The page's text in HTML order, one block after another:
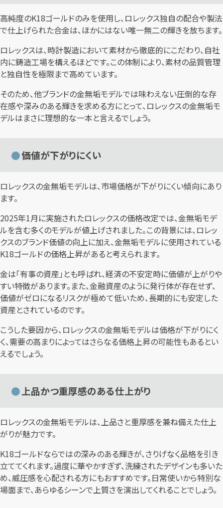
高純度のK18ゴールドのみを使用し、ロレックス独自の配合や製法
で仕上げられた合金は、ほかにはない唯一無二の輝きを放ちます。
ロレックスは、時計製造において素材から徹底的にこだわり、自社
内に鋳造工場を構えるほどです。この体制により、素材の品質管理
と独自性を極限まで高めています。
そのため、他ブランドの金無垢モデルでは味わえない圧倒的な存
在感や深みのある輝きを求める方にとって、ロレックスの金無垢モ
デルはまさに理想的な一本と言えるでしょう。
価値が下がりにくい
ロレックスの金無垢モデルは、市場価格が下がりにくい傾向にあり
ます。
2025年1月に実施されたロレックスの価格改定では、金無垢モデ
ルを含む多くのモデルが値上げされました。この背景には、ロレッ
クスのブランド価値の向上に加え、金無垢モデルに使用されている
K18ゴールドの価格上昇があると考えられます。
金は「有事の資産」とも呼ばれ、経済の不安定時に価値が上がりや
すい特徴があります。また、金融資産のように発行体が存在せず、
価値がゼロになるリスクが極めて低いため、長期的にも安定した
資産とされているのです。
こうした要因から、ロレックスの金無垢モデルは価格が下がりにく
く、需要の高まりによってはさらなる価格上昇の可能性もあるとい
えるでしょう。
上品かつ重厚感のある仕上がり
ロレックスの金無垢モデルは、上品さと重厚感を兼ね備えた仕上
がりが魅力です。
K18ゴールドならではの深みのある輝きが、さりげなく品格を引き
立ててくれます。過度に華やかすぎず、洗練されたデザインも多いた
め、威圧感を心配される方にもおすすめです。日常使いから特別な
場面まで、あらゆるシーンで上質さを演出してくれることでしょう。